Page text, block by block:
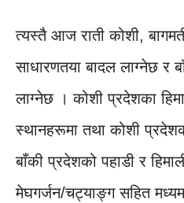
त्यस्तै आज राती कोशी,
साधारणतया बादल लाग्नेछ र
लाग्नेछ । कोशी प्रदेशका
स्थानहरूमा तथा कोशी
बाँकी प्रदेशको पहाडी र
मेघगर्जन/चट्याङ्ग सहित मध्यम